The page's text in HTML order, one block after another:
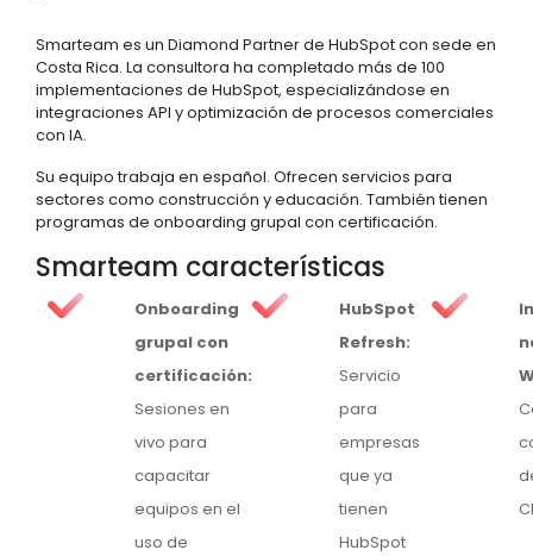
Smarteam es un Diamond Partner de HubSpot con sede en
Costa Rica. La consultora ha completado más de 100
implementaciones de HubSpot, especializándose en
integraciones API y optimización de procesos comerciales
con IA.
Su equipo trabaja en español. Ofrecen servicios para
sectores como construcción y educación. También tienen
programas de onboarding grupal con certificación.
Smarteam características
Onboarding
grupal con
certificación:
Sesiones en
vivo para
capacitar
equipos en el
uso de
HubSpot
Refresh:
Servicio
para
empresas
que ya
tienen
HubSpot